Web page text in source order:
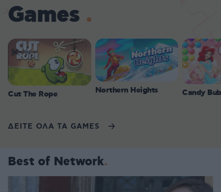
Games
Cut The Rope Northern Heights Candy
ΔΕΙΤΕ ΟΛΑ ΤΑ GAMES
Best of Network